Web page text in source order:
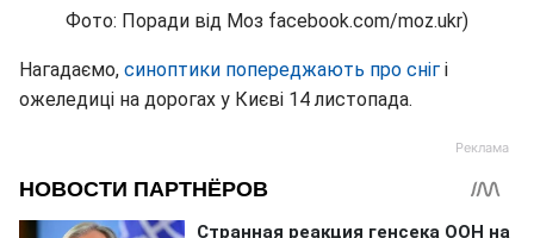
Фото: Поради від Моз facebook.com/moz.ukr)
Нагадаємо, синоптики попереджають про сніг і
ожеледиці на дорогах у Києві 14 листопада.